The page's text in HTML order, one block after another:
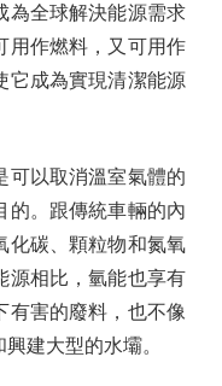
為全球解決能源需求
用作燃料，又可用作
它成為實現清潔能源
以取消溫室氣體的
的。跟傳統車輛的內
化碳、顆粒物和氮氧
源相比，氫能也享有
有害的廢料，也不像
建大型的水壩。